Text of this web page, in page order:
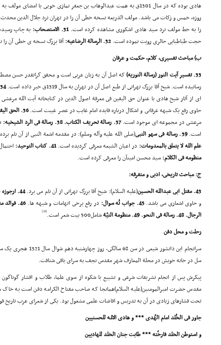
هادى بوده که در سال 1301ق به همت عبدالوهاب بن جعفر نمازى خویى با
روزه، خمس و زکات مى باشد. مولف الذریعه نسخه خطى آن را در تهران نزد جلال الدین
را به خط مولف نزد سید هادى اشکورى مشاهده کرده است. 31. الاستصحاب:
به چاپ
حجت طباطبایى حائرى رویت نموده است. 32. الرسالة الرضاعیه:
آقا بزرگ نسخه ى خطى آن
ب) مباحث تفسیرى، کلام، حکمت و عرفان
33. تفسیر آیت النور (رسالة النوریه)
که اصل آن به زبان عربى است و محقق گرانقدر حسن
رسانیده است. شیخ آقا بزرگ تهرانى از طبع اصل آن در تهران به سال 1319ق خبر داده است.
34. اصول دین:
اى از آثار شیخ هادى با عنوان حق الیقین فى معرفة اصول الدین در کتابخانه آیت الله
حاوى رفع یک شبهه عرفانى و اشکال درباره فایده امام غایب در عصر غیبت است.36. الحق الیقین فى معرفة اصول الدین:
مرعشى در مجموعه اى موجود است.37. رسالة تحریف الکتاب. 38. رسالة فى الرد الشیخیه:
است.39. رسالة فى سهو النبى
(صلى الله علیه وآله وسلم): در مقدمه اشعة النبى از آن نام
علم الله لا یتعلق بالمعدومات: در اعیان الشیعه معرفى گردیده است.41. کتاب التوحید:
منظومه فى الکلام: سید محسن امینآن را معرفى کرده است.
ج: مباحث تاریخى، ادبى و متفرقه:
43. مقتل ابى عبدالله الحسین
(علیه السلام): شیخ آقا بزرگ تهرانى از آن نام مى برد.44. ارجوزه فى الصلح:
و حاوى اشعارى مى باشد.45. جواب نُه سوال: در رفع برخى اتهامات و شبهه ها.46. فوائد متفرقه:
الرجال. 48. رسالة فى النحو. 49. منظومة النیّة
شامل500 بیت شعر است. [38]
رحلت و محل دفن
سرانجام این دانشور شیعى
سل در خانه خویش در محلة المعارف شهر مقدس نجف به سراى باقى شتافت.
پیکرش پس از انجام تشریفات شرعى و تشییع با شکوه از سوى علما، طلاب و اقشار
مقدس حضرت امیرالمومنین(علیه السلام)همانجا که صاحب مفتاح الکرامه دفن است به
تحت فشارهاى زیادى در آن به تدریس و افاضات علمى مشغول بود. یکى از شعراى عرب تاریخ
جاور فى الخُلد امام الهُدى *** و هادى الامّه للحسنیین
و استوطن الخلد فارخّته *** طابت جنان الخلد للهادیین